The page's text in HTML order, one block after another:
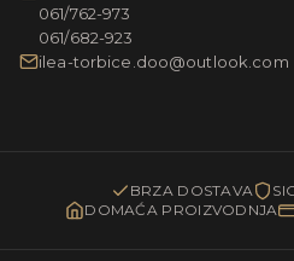
061/762-973
061/682-923
ilea-torbice.doo@outlook.com
BRZA DOSTAVA
DOMAĆA PROIZVODNJA